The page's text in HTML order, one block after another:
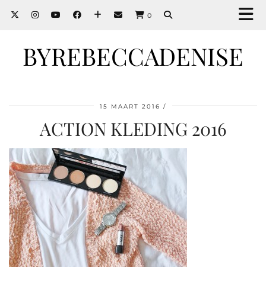
0
BYREBECCADENISE
15 MAART 2016
ACTION KLEDING 2016